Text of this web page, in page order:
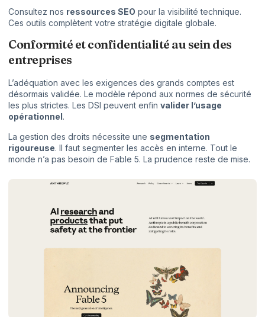
Consultez nos ressources SEO pour la visibilité technique.
Ces outils complètent votre stratégie digitale globale.
Conformité et confidentialité au sein des
entreprises
L’adéquation avec les exigences des grands comptes est
désormais validée. Le modèle répond aux normes de sécurité
les plus strictes. Les DSI peuvent enfin valider l’usage
opérationnel.
La gestion des droits nécessite une segmentation
rigoureuse. Il faut segmenter les accès en interne. Tout le
monde n’a pas besoin de Fable 5. La prudence reste de mise.